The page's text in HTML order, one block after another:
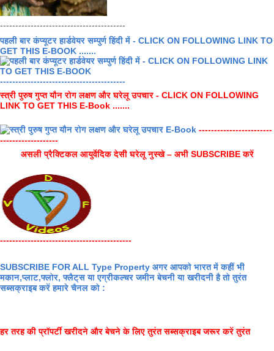
-----------------------------------------
पहली बार कंप्यूटर हार्डवेयर सम्पुर्ण हिंदी में - CLICK ON FOLLOWING LINK TO
GET THIS E-BOOK .......
-----------------------------------------
स्त्री पुरुष गुप्त यौन रोग लक्षण और घरेलू उपचार - CLICK ON FOLLOWING
LINK TO GET THIS E-Book .......
------------------------
-------------------
असली प्रैक्टिकल आयुर्वेदिक देसी घरेलू नुस्खे – अभी SUBSCRIBE करें
-------------------------------------------
SUBSCRIBE FOR ALL Type Property अगर आपको भारत में कहीं भी
मकान,प्लाट,फ्लोर, फ्लैट्स या एग्रीकल्चर जमीन बेचनी या खरीदनी है तो तुरंत
सब्सक्राइब करें हमारे चैनल को :
हर तरह की प्रॉपर्टी खरीदने और बेचने के लिए तुरंत सब्सक्राइब जरूर करें तुरंत